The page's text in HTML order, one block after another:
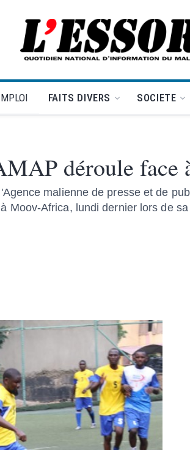
L'Essor - retour à la
FAITS DIVERS SOCIETE
déroule
malienne de presse et de
Moov-Africa, lundi dernier lors de